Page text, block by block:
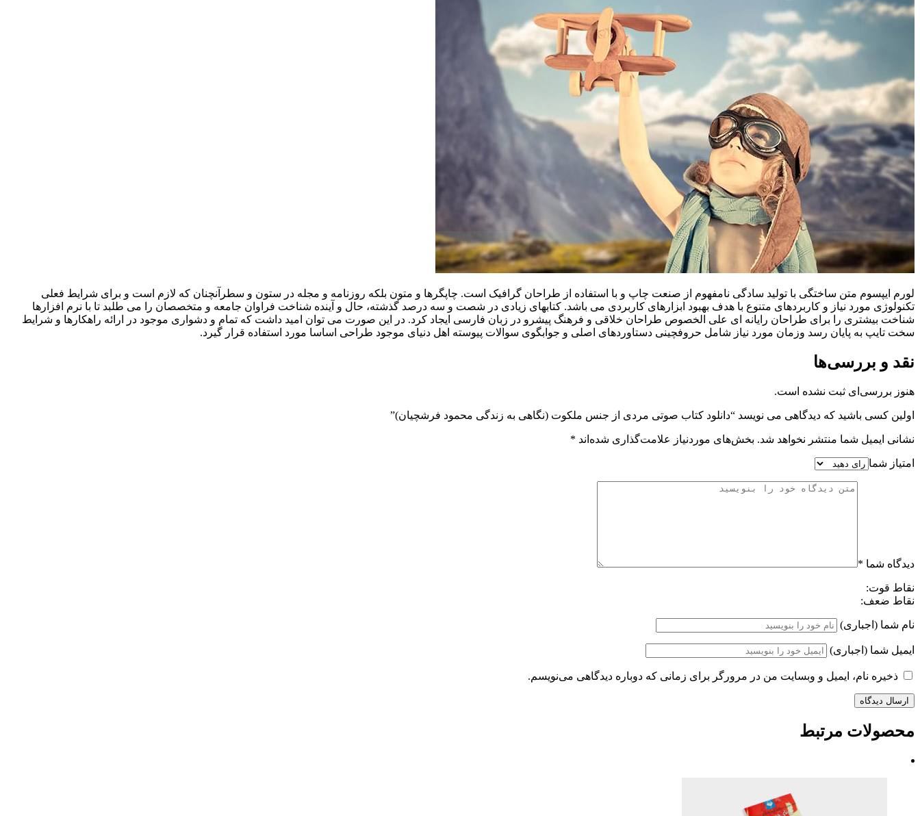
لورم ایپسوم متن ساختگی با تولید سادگی نامفهوم از صنعت چاپ و با استفاده از طراحان گرافیک است. چاپگرها و متون بلکه روزنامه و مجله در ستون و سطرآنچنان که لازم است و برای شرایط فعلی
تکنولوژی مورد نیاز و کاربردهای متنوع با هدف بهبود ابزارهای کاربردی می باشد. کتابهای زیادی در شصت و سه درصد گذشته، حال و آینده شناخت فراوان جامعه و متخصصان را می طلبد تا با نرم افزارها
شناخت بیشتری را برای طراحان رایانه ای علی الخصوص طراحان خلاقی و فرهنگ پیشرو در زبان فارسی ایجاد کرد. در این صورت می توان امید داشت که تمام و دشواری موجود در ارائه راهکارها و شرایط
سخت تایپ به پایان رسد وزمان مورد نیاز شامل حروفچینی دستاوردهای اصلی و جوابگوی سوالات پیوسته اهل دنیای موجود طراحی اساسا مورد استفاده قرار گیرد.
نقد و بررسی‌ها
هنوز بررسی‌ای ثبت نشده است.
اولین کسی باشید که دیدگاهی می نویسد “دانلود کتاب صوتی مردی از جنس ملکوت (نگاهی به زندگی محمود فرشچیان)”
نشانی ایمیل شما منتشر نخواهد شد. بخش‌های موردنیاز علامت‌گذاری شده‌اند *
امتیاز شما
دیدگاه شما *
نقاط قوت:
نقاط ضعف:
نام شما (اجباری)
ایمیل شما (اجباری)
ذخیره نام، ایمیل و وبسایت من در مرورگر برای زمانی که دوباره دیدگاهی می‌نویسم.
محصولات مرتبط